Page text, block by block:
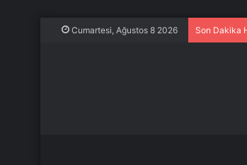
Cumartesi, Ağustos 8 2026 Son Dakika